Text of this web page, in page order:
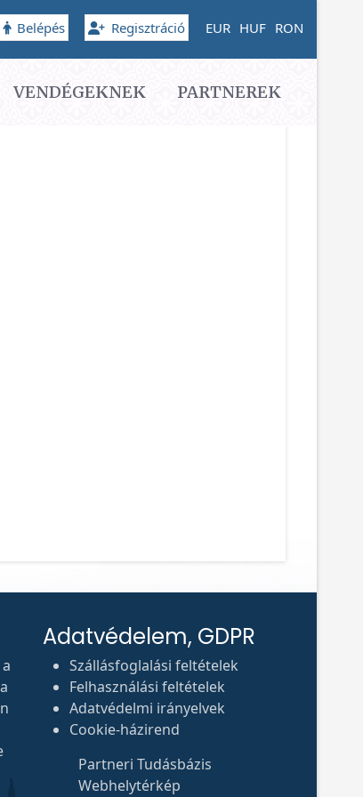
Belépés Regisztráció EUR HUF RON
VENDÉGEKNEK PARTNEREK
Adatvédelem, GDPR
Szállásfoglalási feltételek
Felhasználási feltételek
Adatvédelmi irányelvek
Cookie-házirend
Partneri Tudásbázis
Webhelytérkép